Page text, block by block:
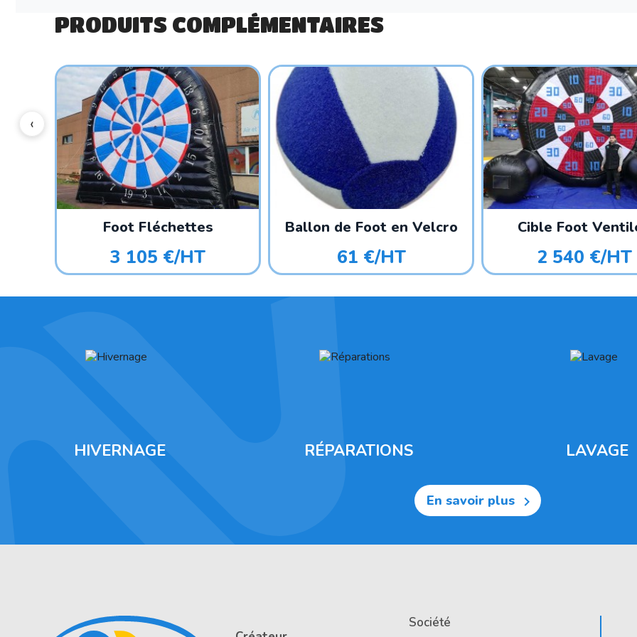
PRODUITS COMPLÉMENTAIRES
Foot Fléchettes
3 105 €/HT
Ballon de Foot en Velcro
61 €/HT
Cible Foot
2 540 €/HT
HIVERNAGE RÉPARATIONS LAVAGE
En savoir plus 
Société